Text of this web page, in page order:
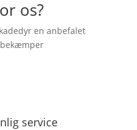
os?
en anbefalet
service